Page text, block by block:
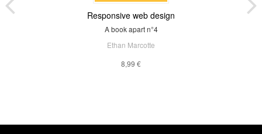
Responsive web design
A book apart n°4
Ethan Marcotte
8,99 €